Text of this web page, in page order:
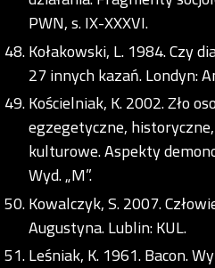
PWN, s. IX-XXXVI.
Kołakowski, L. 1984. Czy
27 innych kazań. Londyn:
Kościelniak, K. 2002. Zło
egzegetyczne,
kulturowe. Aspekty
Wyd. „M”.
Kowalczyk, S. 2007.
Augustyna. Lublin: KUL.
Leśniak, K. 1961. Bacon.